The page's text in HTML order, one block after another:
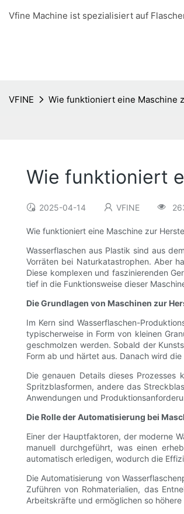
Vfine Machine ist spezialisiert auf
VFINE Wie funktioniert eine Maschine
Wie funktioniert
2025-04-14 VFINE
Wie funktioniert eine Maschine zur
Wasserflaschen aus Plastik sind aus
Vorräten bei Naturkatastrophen. Aber
Diese komplexen und faszinierenden
tief in die Funktionsweise dieser
Die Grundlagen von Maschinen zur
Im Kern sind Wasserflaschen-
typischerweise in Form von kleinen
geschmolzen werden. Sobald der
Form ab und härtet aus. Danach wird
Die genauen Details dieses
Spritzblasformen, andere das
Anwendungen und
Die Rolle der Automatisierung bei
Einer der Hauptfaktoren, der moderne
manuell durchgeführt, was einen
automatisch erledigen, wodurch die
Die Automatisierung von
Zuführen von Rohmaterialien, das
Arbeitskräfte und ermöglichen so